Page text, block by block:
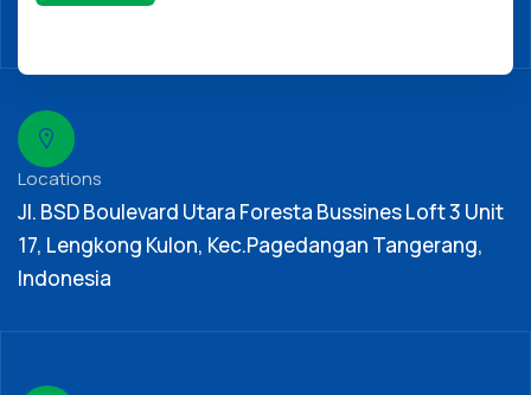
Locations
Jl. BSD Boulevard Utara Foresta Bussines Loft 3 Unit
17, Lengkong Kulon, Kec.Pagedangan Tangerang,
Indonesia